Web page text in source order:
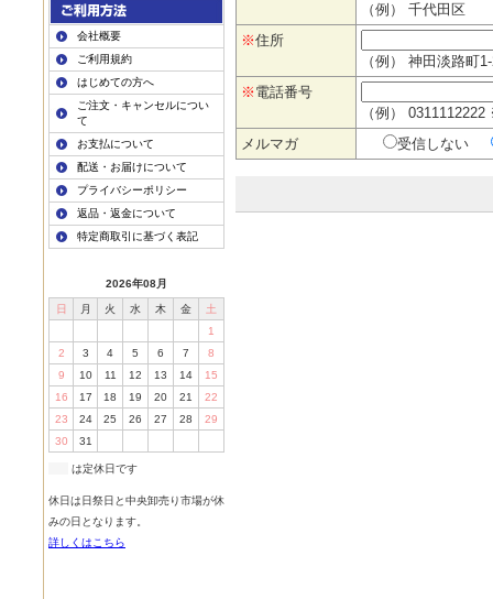
会社概要
ご利用規約
はじめての方へ
ご注文・キャンセルについ
て
お支払について
配送・お届けについて
プライバシーポリシー
返品・返金について
特定商取引に基づく表記
2026年08月
日 月 火 水 木 金
土
1
2
3 4 5 6 7
8
9
10 11 12 13 14
15
16
17 18 19 20 21
22
23
24 25 26 27 28
29
30
31
は定休日です
休日は日祭日と中央卸売り市場が休
みの日となります。
詳しくはこちら
（例） 千代田区
※住所
（例） 神田淡路町
※ 電話番号
（例）
メルマガ
受信しない